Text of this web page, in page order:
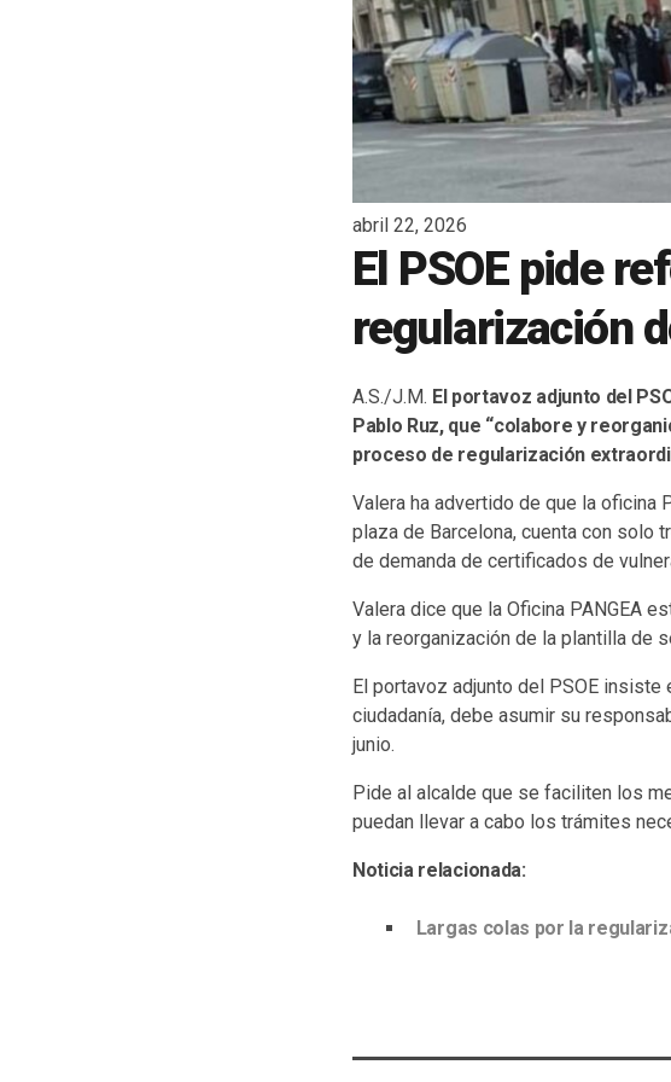
abril 22, 2026
El PSOE pide
regularización
A.S./J.M. El portavoz adjunto del
Pablo Ruz, que “colabore y
proceso de regularización
Valera ha advertido de que la oficina
plaza de Barcelona, cuenta con solo
de demanda de certificados de
Valera dice que la Oficina PANGEA
y la reorganización de la plantilla de
El portavoz adjunto del PSOE insiste
ciudadanía, debe asumir su
junio.
Pide al alcalde que se faciliten los
puedan llevar a cabo los trámites
Noticia relacionada:
Largas colas por la